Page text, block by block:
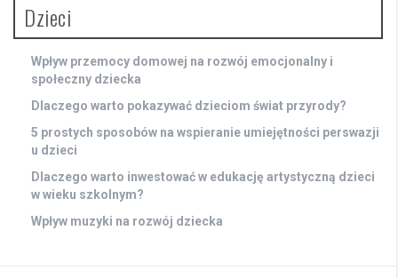
Dzieci
Wpływ przemocy domowej na rozwój emocjonalny i
społeczny dziecka
Dlaczego warto pokazywać dzieciom świat przyrody?
5 prostych sposobów na wspieranie umiejętności perswazji
u dzieci
Dlaczego warto inwestować w edukację artystyczną dzieci
w wieku szkolnym?
Wpływ muzyki na rozwój dziecka